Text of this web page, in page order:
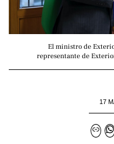
El ministro de
representante de
17